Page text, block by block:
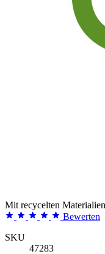
Mit recycelten
Bewerten
SKU
47283